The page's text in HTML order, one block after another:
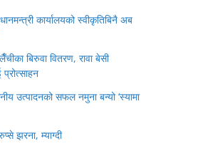
कार्यालयको स्वीकृतिबिनै अब
बिरुवा वितरण, रावा बेसी
प्रोत्साहन
उत्पादनको सफल नमुना बन्यो ‘स्यामा
झरना, म्याग्दी